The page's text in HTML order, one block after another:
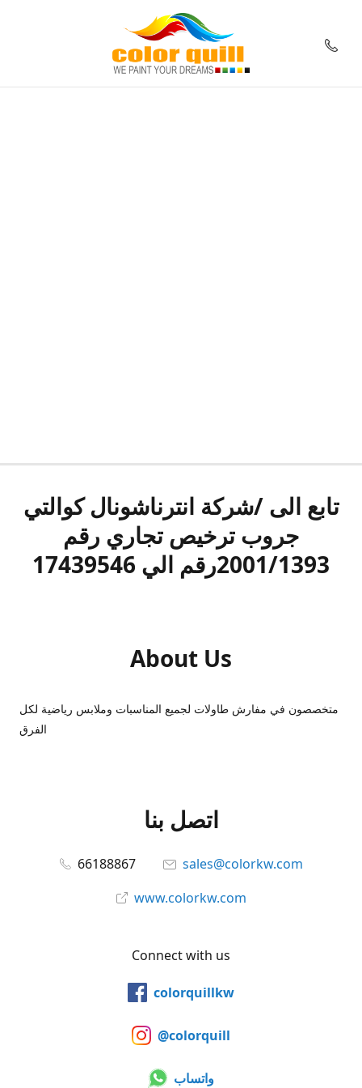
تابع الى /شركة انترناشونال كوالتي
جروب ترخيص تجاري رقم
2001/1393رقم الي 17439546
About Us
متخصصون في مفارش طاولات لجميع المناسبات وملابس رياضية لكل
الفرق
اتصل بنا
66188867
sales@colorkw.com
www.colorkw.com
Connect with us
colorquillkw
@colorquill
واتساب